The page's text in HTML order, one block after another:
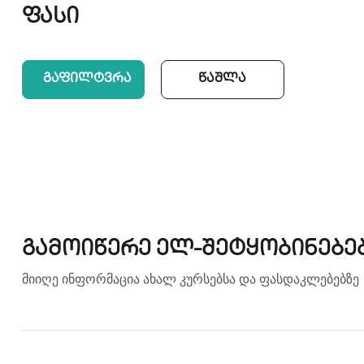
ფასი
Გაფილტვრა Წაშლა
გამოიწერე ელ-
მიიღე ინფორმაცია ახალ კურსებსა და ფასდაკლებებზე